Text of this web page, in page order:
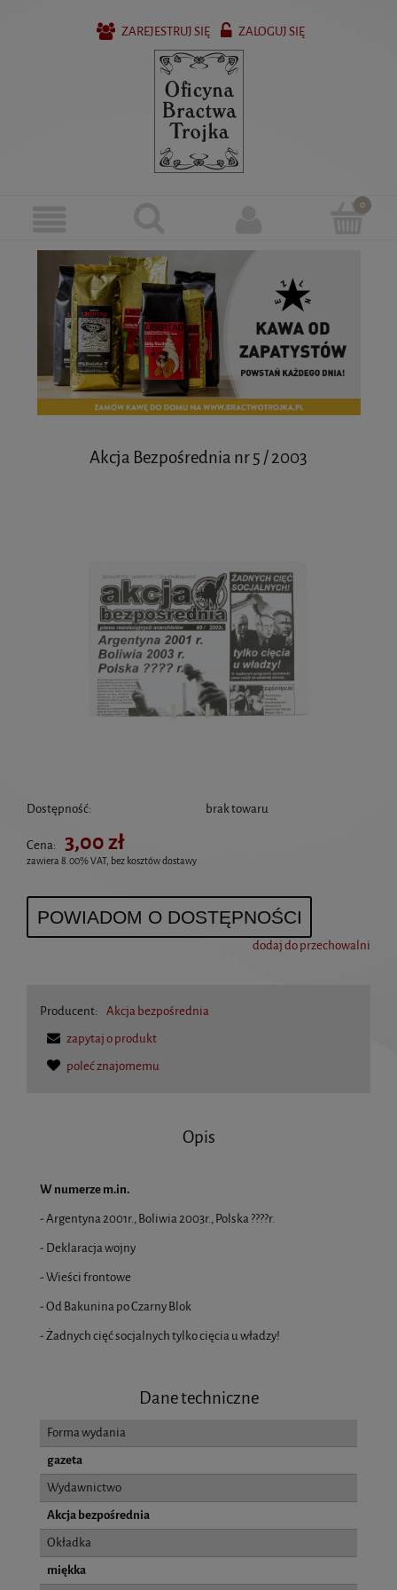
ZAREJESTRUJ SIĘ ZALOGUJ SIĘ
Akcja Bezpośrednia nr 5 / 2003
Dostępność: brak towaru
Cena: 3,00 zł
zawiera 8.00% VAT, bez kosztów dostawy
POWIADOM O DOSTĘPNOŚCI
dodaj do przechowalni
Producent: Akcja bezpośrednia
zapytaj o produkt
poleć znajomemu
Opis
W numerze m.in.
- Argentyna 2001r., Boliwia 2003r., Polska ????r.
- Deklaracja wojny
- Wieści frontowe
- Od Bakunina po Czarny Blok
- Żadnych cięć socjalnych tylko cięcia u władzy!
Dane techniczne
Forma wydania
gazeta
Wydawnictwo
Akcja bezpośrednia
Okładka
miękka